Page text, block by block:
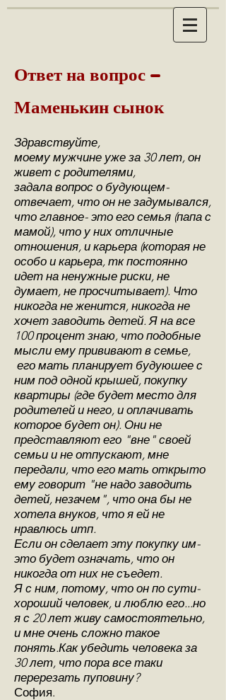
Ответ на вопрос -
Маменькин сынок
Здравствуйте,
моему мужчине уже за 30 лет, он
живет с родителями,
задала вопрос о будующем-
отвечает, что он не задумывался,
что главное- это его семья (папа с
мамой), что у них отличные
отношения, и карьера (которая не
особо и карьера, тк постоянно
идет на ненужные риски, не
думает, не просчитывает). Что
никогда не женится, никогда не
хочет заводить детей. Я на все
100 процент знаю, что подобные
мысли ему прививают в семье,
его мать планирует будуюшее с
ним под одной крышей, покупку
квартиры (где будет место для
родителей и него, и оплачивать
которое будет он). Они не
представляют его "вне" своей
семьи и не отпускают, мне
передали, что его мать открыто
ему говорит "не надо заводить
детей, незачем", что она бы не
хотела внуков, что я ей не
нравлюсь итп.
Если он сделает эту покупку им-
это будет означать, что он
никогда от них не съедет.
Я с ним, потому, что он по сути-
хороший человек, и люблю его...но
я с 20 лет живу самостоятельно,
и мне очень сложно такое
понять.Как убедить человека за
30 лет, что пора все таки
перерезать пуповину?
София.